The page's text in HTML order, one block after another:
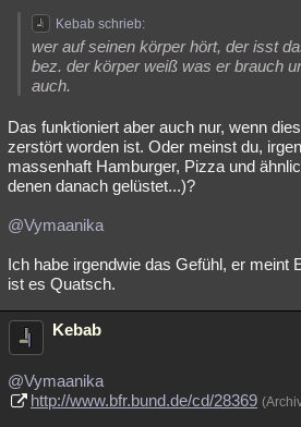
Kebab schrieb:
wer auf seinen körper hört, der isst
bez. der körper weiß was er brauch
auch.
Das funktioniert aber auch nur, wenn
zerstört worden ist. Oder meinst du,
massenhaft Hamburger, Pizza und
denen danach gelüstet...)?
@Vymaanika
Ich habe irgendwie das Gefühl, er meint
ist es Quatsch.
Kebab
@Vymaanika
http://www.bfr.bund.de/cd/28369